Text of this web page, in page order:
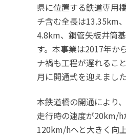
県に位置する鉄道専用
チ含む全長は13.35km
4.8km、鋼管矢板井筒
す。本事業は2017年か
ナ禍も工程が遅れるこ
月に開通式を迎えました
本鉄道橋の開通により
走行時の速度が20km/h
120km/hへと大きく向